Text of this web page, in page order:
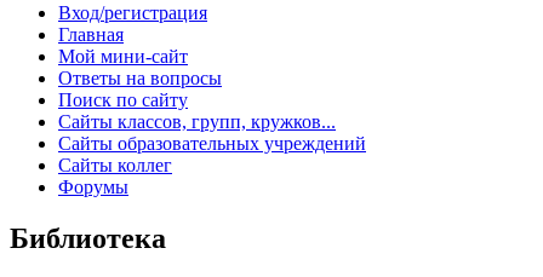
Вход/регистрация
Главная
Мой мини-сайт
Ответы на вопросы
Поиск по сайту
Сайты классов, групп, кружков...
Сайты образовательных учреждений
Сайты коллег
Форумы
Библиотека